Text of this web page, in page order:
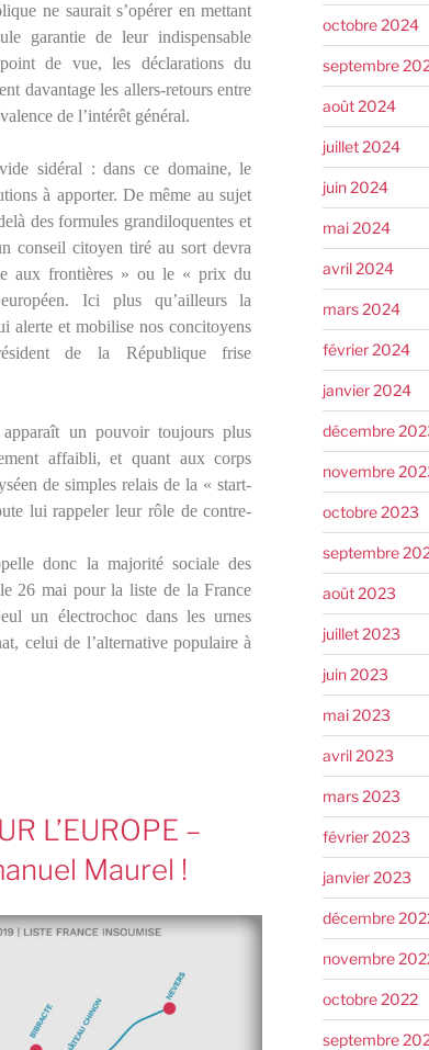
ne saurait s’opérer en mettant
garantie de leur indispensable
de vue, les déclarations du
davantage les allers-retours entre
de l’intérêt général.
sidéral : dans ce domaine, le
à apporter. De même au sujet
des formules grandiloquentes et
conseil citoyen tiré au sort devra
aux frontières » ou le « prix du
Ici plus qu’ailleurs la
alerte et mobilise nos concitoyens
de la République frise
un pouvoir toujours plus
affaibli, et quant aux corps
de simples relais de la « start-
lui rappeler leur rôle de contre-
donc la majorité sociale des
26 mai pour la liste de la France
un électrochoc dans les urnes
celui de l’alternative populaire à
L’EUROPE –
Maurel !
octobre 2024
septembre
août 2024
juillet 2024
juin 2024
mai 2024
avril 2024
mars 2024
février 2024
janvier 2024
décembre
novembre
octobre 2023
septembre
août 2023
juillet 2023
juin 2023
mai 2023
avril 2023
mars 2023
février 2023
janvier 2023
décembre
novembre
octobre 2022
septembre